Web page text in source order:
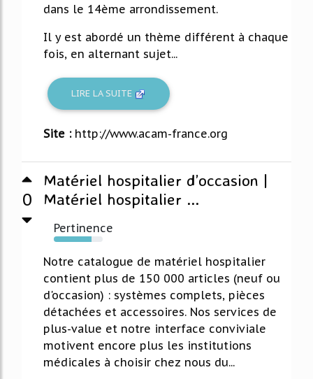
dans le 14ème arrondissement.
Il y est abordé un thème différent à chaque
fois, en alternant sujet...
LIRE LA SUITE
Site : http://www.acam-france.org
0
Matériel hospitalier d’occasion |
Matériel hospitalier ...
Pertinence
77%
Notre catalogue de matériel hospitalier
contient plus de 150 000 articles (neuf ou
d'occasion) : systèmes complets, pièces
détachées et accessoires. Nos services de
plus-value et notre interface conviviale
motivent encore plus les institutions
médicales à choisir chez nous du...